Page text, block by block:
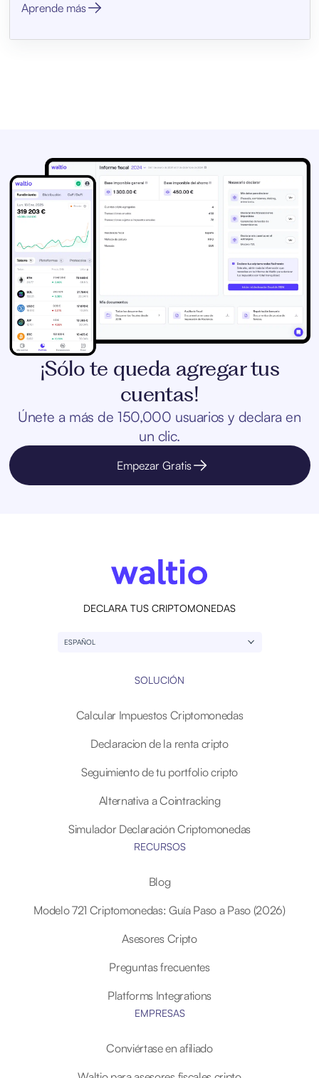
Aprende más
¡Sólo te queda agregar tus
cuentas!
Únete a más de 150,000 usuarios y declara en
un clic.
Empezar Gratis
DECLARA TUS CRIPTOMONEDAS
ESPAÑOL
SOLUCIÓN
Calcular Impuestos Criptomonedas
Declaracion de la renta cripto
Seguimiento de tu portfolio cripto
Alternativa a Cointracking
Simulador Declaración Criptomonedas
RECURSOS
Blog
Modelo 721 Criptomonedas: Guía Paso a Paso (2026)
Asesores Cripto
Preguntas frecuentes
Platforms Integrations
EMPRESAS
Conviértase en afiliado